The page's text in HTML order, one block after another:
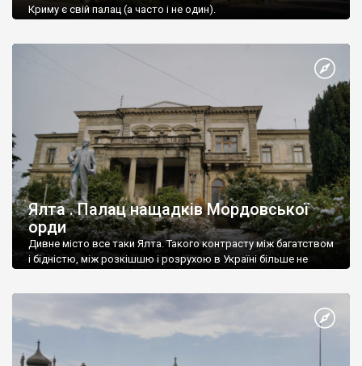
Криму є свій палац (а часто і не один).
Ялта . Палац нащадків Мордовської
орди
Дивне місто все таки Ялта. Такого контрасту між багатством
і бідністю, між розкішшю і розрухою в Україні більше не